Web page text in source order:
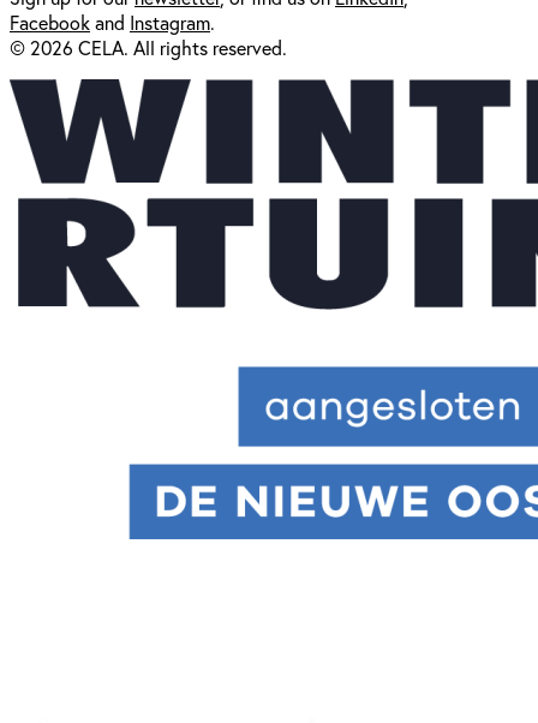
Facebookand Instagram.
© 2026 CELA. All rights reserved.